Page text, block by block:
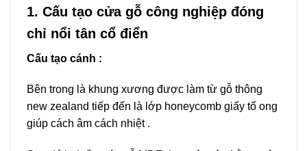
1. Cấu tạo cửa gỗ công nghiệp đóng
chỉ nổi tân cổ điển
Cấu tạo cánh :
Bên trong là khung xương được làm từ gỗ thông
new zealand tiếp đến là lớp honeycomb giấy tổ ong
giúp cách âm cách nhiệt .